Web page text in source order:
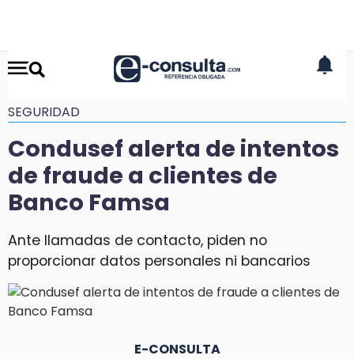
SEGURIDAD
Condusef alerta de intentos
de fraude a clientes de
Banco Famsa
Ante llamadas de contacto, piden no
proporcionar datos personales ni bancarios
E-CONSULTA